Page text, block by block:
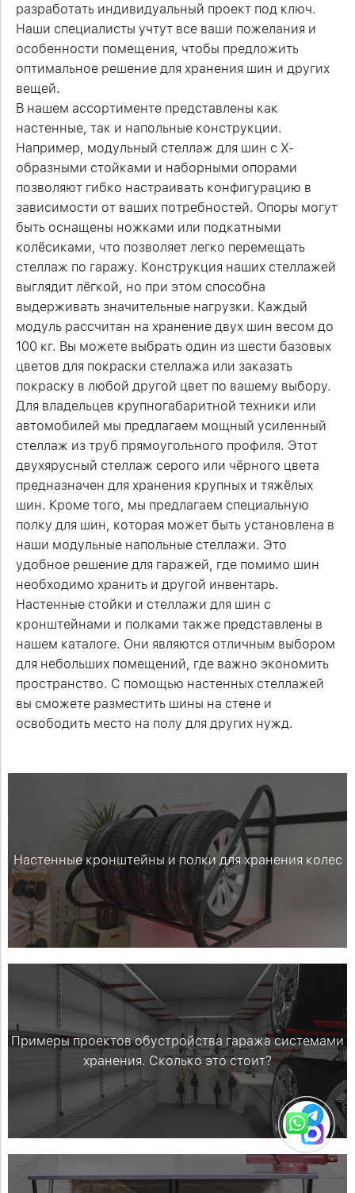
разработать индивидуальный проект под ключ.
Наши специалисты учтут все ваши пожелания и
особенности помещения, чтобы предложить
оптимальное решение для хранения шин и других
вещей.
В нашем ассортименте представлены как
настенные, так и напольные конструкции.
Например, модульный стеллаж для шин с Х-
образными стойками и наборными опорами
позволяют гибко настраивать конфигурацию в
зависимости от ваших потребностей. Опоры могут
быть оснащены ножками или подкатными
колёсиками, что позволяет легко перемещать
стеллаж по гаражу. Конструкция наших стеллажей
выглядит лёгкой, но при этом способна
выдерживать значительные нагрузки. Каждый
модуль рассчитан на хранение двух шин весом до
100 кг. Вы можете выбрать один из шести базовых
цветов для покраски стеллажа или заказать
покраску в любой другой цвет по вашему выбору.
Для владельцев крупногабаритной техники или
автомобилей мы предлагаем мощный усиленный
стеллаж из труб прямоугольного профиля. Этот
двухярусный стеллаж серого или чёрного цвета
предназначен для хранения крупных и тяжёлых
шин. Кроме того, мы предлагаем специальную
полку для шин, которая может быть установлена в
наши модульные напольные стеллажи. Это
удобное решение для гаражей, где помимо шин
необходимо хранить и другой инвентарь.
Настенные стойки и стеллажи для шин с
кронштейнами и полками также представлены в
нашем каталоге. Они являются отличным выбором
для небольших помещений, где важно экономить
пространство. С помощью настенных стеллажей
вы сможете разместить шины на стене и
освободить место на полу для других нужд.
Настенные кронштейны и полки для хранения колес
Примеры проектов обустройства гаража системами
хранения. Сколько это стоит?